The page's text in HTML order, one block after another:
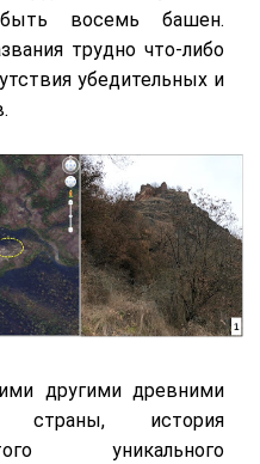
восемь башен.
трудно что-либо
убедительных и
другими древними
страны, история
уникального